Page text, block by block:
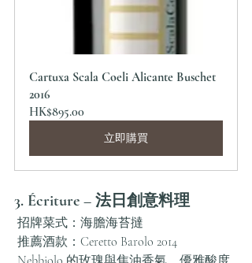
Cartuxa Scala Coeli Alicante Buschet
2016
HK$895.00
立即購買
3. Écriture – 法日創意料理
招牌菜式：海膽海苔撻
推薦酒款：Ceretto Barolo 2014